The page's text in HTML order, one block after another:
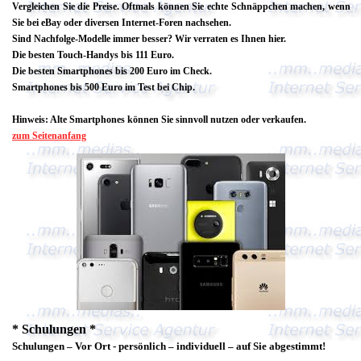
Vergleichen Sie die Preise. Oftmals können Sie echte Schnäppchen machen, wenn
Sie bei eBay oder diversen Internet-Foren nachsehen.
Sind Nachfolge-Modelle immer besser? Wir verraten es Ihnen hier.
Die besten Touch-Handys bis 111 Euro.
Die besten Smartphones bis 200 Euro im Check.
Smartphones bis 500 Euro im Test bei Chip.
Hinweis: Alte Smartphones können Sie sinnvoll nutzen oder verkaufen.
zum Seitenanfang
* Schulungen *
Schulungen – Vor Ort - persönlich – individuell – auf Sie abgestimmt!